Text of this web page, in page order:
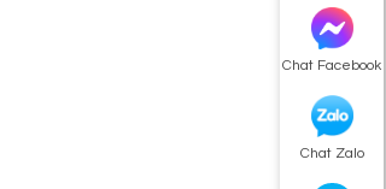
Chat Facebook
Chat Zalo